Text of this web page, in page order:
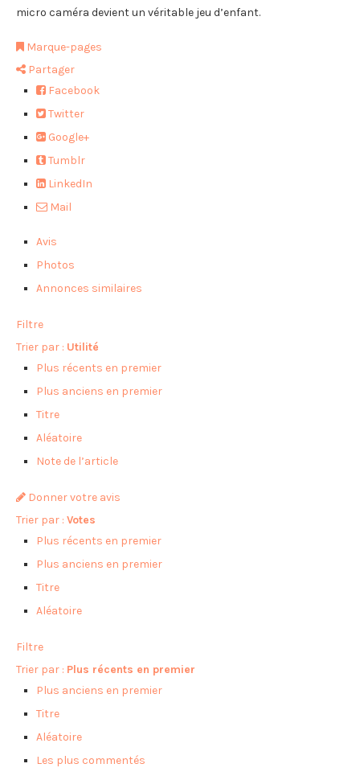
micro caméra devient un véritable jeu d’enfant.
Marque-pages
Partager
Facebook
Twitter
Google+
Tumblr
LinkedIn
Mail
Avis
Photos
Annonces similaires
Filtre
Trier par : Utilité
Plus récents en premier
Plus anciens en premier
Titre
Aléatoire
Note de l’article
Donner votre avis
Trier par : Votes
Plus récents en premier
Plus anciens en premier
Titre
Aléatoire
Filtre
Trier par : Plus récents en premier
Plus anciens en premier
Titre
Aléatoire
Les plus commentés